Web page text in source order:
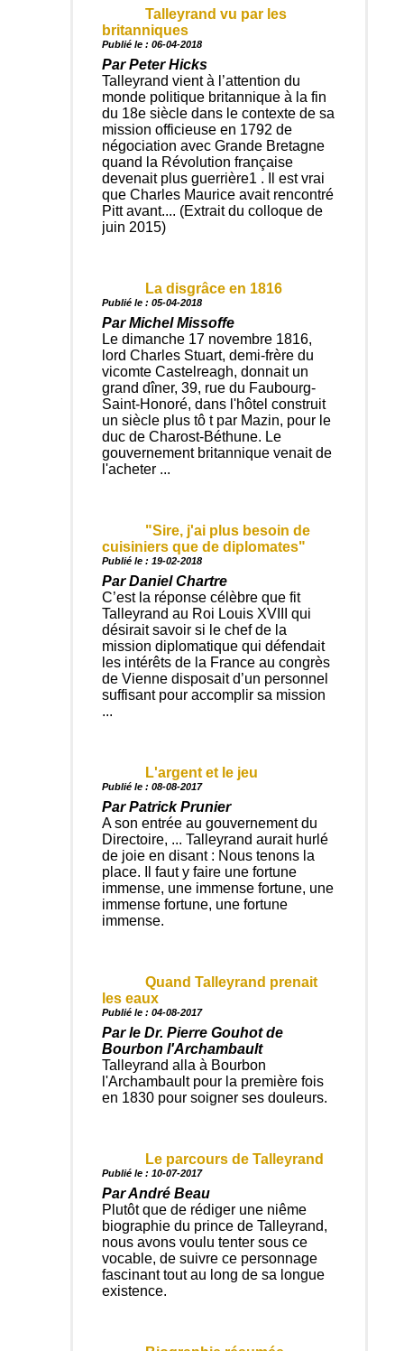
Talleyrand vu par les
britanniques
Publié le : 06-04-2018
Par Peter Hicks
Talleyrand vient à l’attention du
monde politique britannique à la fin
du 18e siècle dans le contexte de sa
mission officieuse en 1792 de
négociation avec Grande Bretagne
quand la Révolution française
devenait plus guerrière1 . Il est vrai
que Charles Maurice avait rencontré
Pitt avant.... (Extrait du colloque de
juin 2015)
La disgrâce en 1816
Publié le : 05-04-2018
Par Michel Missoffe
Le dimanche 17 novembre 1816,
lord Charles Stuart, demi-frère du
vicomte Castelreagh, donnait un
grand dîner, 39, rue du Faubourg-
Saint-Honoré, dans l'hôtel construit
un siècle plus tô t par Mazin, pour le
duc de Charost-Béthune. Le
gouvernement britannique venait de
l'acheter ...
"Sire, j'ai plus besoin de
cuisiniers que de diplomates"
Publié le : 19-02-2018
Par Daniel Chartre
C’est la réponse célèbre que fit
Talleyrand au Roi Louis XVIII qui
désirait savoir si le chef de la
mission diplomatique qui défendait
les intérêts de la France au congrès
de Vienne disposait d’un personnel
suffisant pour accomplir sa mission
...
L'argent et le jeu
Publié le : 08-08-2017
Par Patrick Prunier
A son entrée au gouvernement du
Directoire, ... Talleyrand aurait hurlé
de joie en disant : Nous tenons la
place. Il faut y faire une fortune
immense, une immense fortune, une
immense fortune, une fortune
immense.
Quand Talleyrand prenait
les eaux
Publié le : 04-08-2017
Par le Dr. Pierre Gouhot de
Bourbon l'Archambault
Talleyrand alla à Bourbon
l'Archambault pour la première fois
en 1830 pour soigner ses douleurs.
Le parcours de Talleyrand
Publié le : 10-07-2017
Par André Beau
Plutôt que de rédiger une niême
biographie du prince de Talleyrand,
nous avons voulu tenter sous ce
vocable, de suivre ce personnage
fascinant tout au long de sa longue
existence.